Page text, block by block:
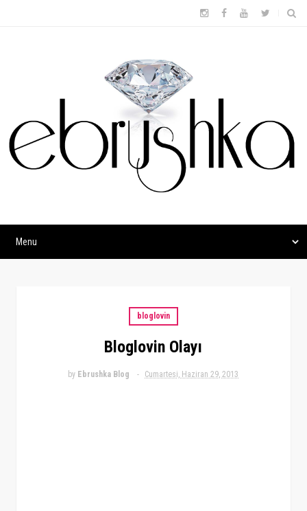
bloglovin
Bloglovin Olayı
by Ebrushka Blog Cumartesi, Haziran 29, 2013